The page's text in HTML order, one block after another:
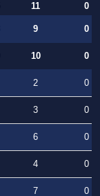
11
0
9
0
10
0
2
0
3
0
6
0
4
0
7
0